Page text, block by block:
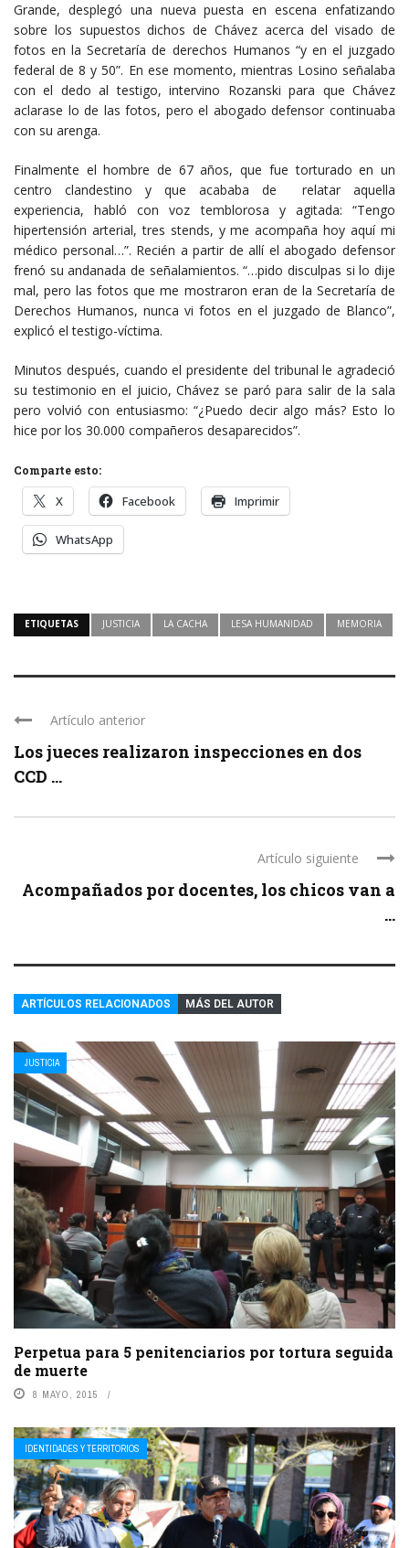
Grande, desplegó una nueva puesta en escena enfatizando
sobre los supuestos dichos de Chávez acerca del visado de
fotos en la Secretaría de derechos Humanos “y en el juzgado
federal de 8 y 50”. En ese momento, mientras Losino señalaba
con el dedo al testigo, intervino Rozanski para que Chávez
aclarase lo de las fotos, pero el abogado defensor continuaba
con su arenga.
Finalmente el hombre de 67 años, que fue torturado en un
centro clandestino y que acababa de relatar aquella
experiencia, habló con voz temblorosa y agitada: “Tengo
hipertensión arterial, tres stends, y me acompaña hoy aquí mi
médico personal…”. Recién a partir de allí el abogado defensor
frenó su andanada de señalamientos. “…pido disculpas si lo dije
mal, pero las fotos que me mostraron eran de la Secretaría de
Derechos Humanos, nunca vi fotos en el juzgado de Blanco”,
explicó el testigo-víctima.
Minutos después, cuando el presidente del tribunal le agradeció
su testimonio en el juicio, Chávez se paró para salir de la sala
pero volvió con entusiasmo: “¿Puedo decir algo más? Esto lo
hice por los 30.000 compañeros desaparecidos”.
Comparte esto:
X Facebook Imprimir
WhatsApp
ETIQUETAS JUSTICIA LA CACHA LESA HUMANIDAD MEMORIA
Artículo anterior
Los jueces realizaron inspecciones en dos
CCD ...
Artículo siguiente
Acompañados por docentes, los chicos van a
...
ARTÍCULOS RELACIONADOS MÁS DEL AUTOR
JUSTICIA
Perpetua para 5 penitenciarios por tortura seguida
de muerte
8 MAYO, 2015
IDENTIDADES Y TERRITORIOS